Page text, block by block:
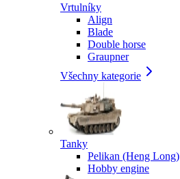
Vrtulníky
Align
Blade
Double horse
Graupner
Všechny kategorie
Tanky
Pelikan (Heng Long)
Hobby engine